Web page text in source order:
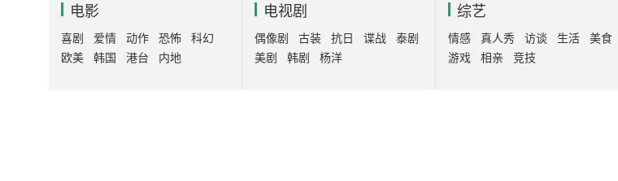
电影
喜剧 爱情 动作 恐怖
科幻
欧美
韩国 港台 内地
电视剧
偶像剧 古装 抗日 谍战
泰剧
美剧
韩剧 杨洋
综艺
情感 真人秀 访谈 生活
美食
游戏
相亲 竞技